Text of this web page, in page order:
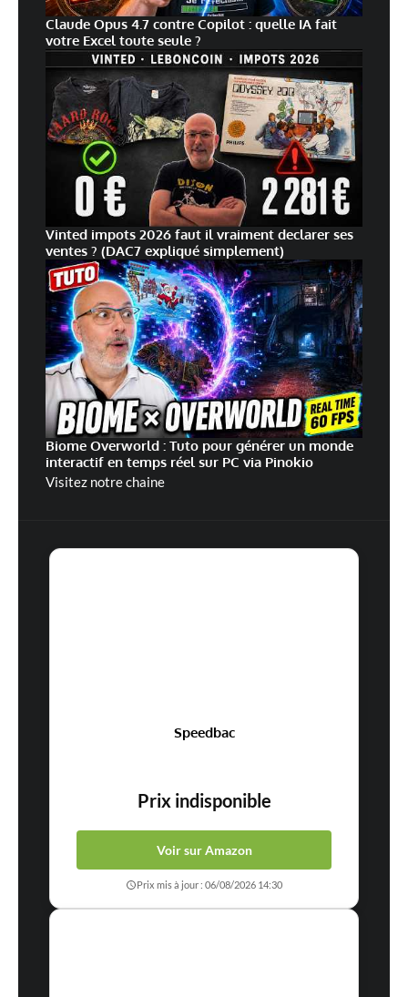
Claude Opus 4.7 contre Copilot : quelle IA fait
votre Excel toute seule ?
Vinted impots 2026 faut il vraiment declarer ses
ventes ? (DAC7 expliqué simplement)
Biome Overworld : Tuto pour générer un monde
interactif en temps réel sur PC via Pinokio
Visitez notre chaine
Speedbac
Prix indisponible
Voir sur Amazon
Prix mis à jour : 06/08/2026 14:30